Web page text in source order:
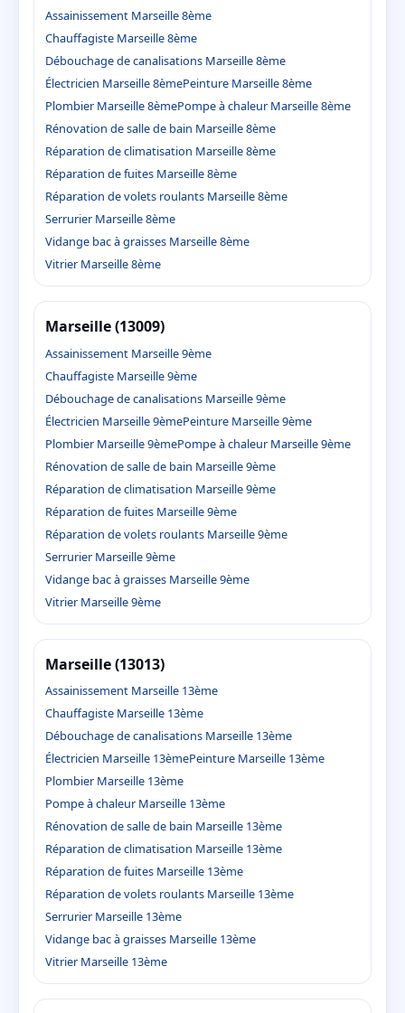
Assainissement Marseille 8ème
Chauffagiste Marseille 8ème
Débouchage de canalisations Marseille 8ème
Électricien Marseille 8èmePeinture Marseille 8ème
Plombier Marseille 8èmePompe à chaleur Marseille 8ème
Rénovation de salle de bain Marseille 8ème
Réparation de climatisation Marseille 8ème
Réparation de fuites Marseille 8ème
Réparation de volets roulants Marseille 8ème
Serrurier Marseille 8ème
Vidange bac à graisses Marseille 8ème
Vitrier Marseille 8ème
Marseille (13009)
Assainissement Marseille 9ème
Chauffagiste Marseille 9ème
Débouchage de canalisations Marseille 9ème
Électricien Marseille 9èmePeinture Marseille 9ème
Plombier Marseille 9èmePompe à chaleur Marseille 9ème
Rénovation de salle de bain Marseille 9ème
Réparation de climatisation Marseille 9ème
Réparation de fuites Marseille 9ème
Réparation de volets roulants Marseille 9ème
Serrurier Marseille 9ème
Vidange bac à graisses Marseille 9ème
Vitrier Marseille 9ème
Marseille (13013)
Assainissement Marseille 13ème
Chauffagiste Marseille 13ème
Débouchage de canalisations Marseille 13ème
Électricien Marseille 13èmePeinture Marseille 13ème
Plombier Marseille 13ème
Pompe à chaleur Marseille 13ème
Rénovation de salle de bain Marseille 13ème
Réparation de climatisation Marseille 13ème
Réparation de fuites Marseille 13ème
Réparation de volets roulants Marseille 13ème
Serrurier Marseille 13ème
Vidange bac à graisses Marseille 13ème
Vitrier Marseille 13ème